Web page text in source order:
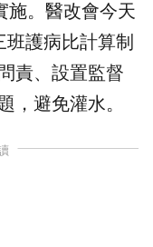
施。醫改會今天
護病比計算制
問責、設置監督
，避免灌水。